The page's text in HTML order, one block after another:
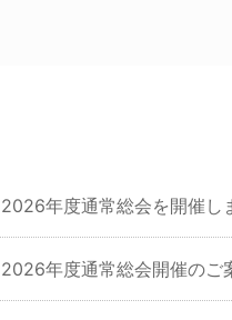
2026年度通常総会を開催し
2026年度通常総会開催の